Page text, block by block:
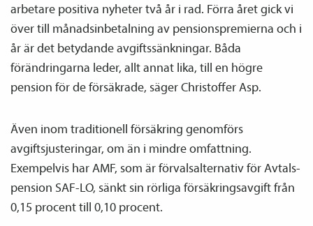
arbetare positiva nyheter två år i rad. Förra året gick vi
över till månadsinbetalning av pensions­premierna och i
år är det betydande avgiftssänkningar. Båda
förändringarna leder, allt annat lika, till en högre
pension för de försäkrade, säger Christoffer Asp.
Även inom traditionell försäkring genomförs
avgiftsjusteringar, om än i mindre omfattning.
Exempelvis har AMF, som är förvalsalternativ för Avtals­
pension SAF-LO, sänkt sin rörliga försäkringsavgift från
0,15 procent till 0,10 procent.